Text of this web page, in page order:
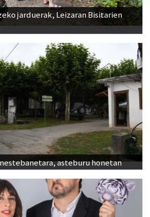
jarduerak, Leizaran Bisitarien
asteburu honetan